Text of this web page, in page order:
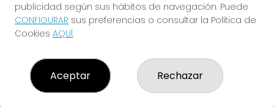
¿Quiénes somos?
Comprar lotería
Resultados
publicidad según sus hábitos de navegación. Puede
CONFIGURAR sus preferencias o consultar la Política de
Cookies AQUÍ.
Aceptar Rechazar